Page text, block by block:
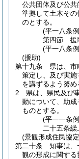
公共団体及び公
準拠して土木そ
のとする。
(平一八条
第四節
援
(平一八条
(援助)
第十九条
県は、
策定し、及び実
を講ずるよう努め
2
県は、県民及び
動について、助
ものとする。
(平一一条
二十五条
(景観形成住民協
第二十条
知事は、
観の形成に関す